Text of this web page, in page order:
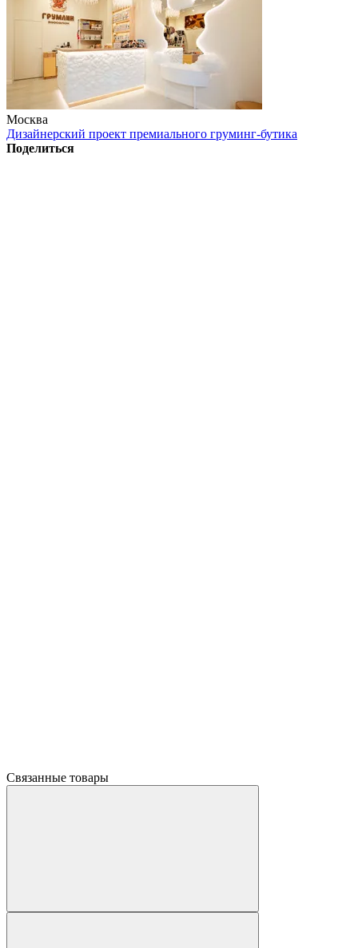
Москва
Дизайнерский проект премиального груминг-бутика
Поделиться
Связанные товары